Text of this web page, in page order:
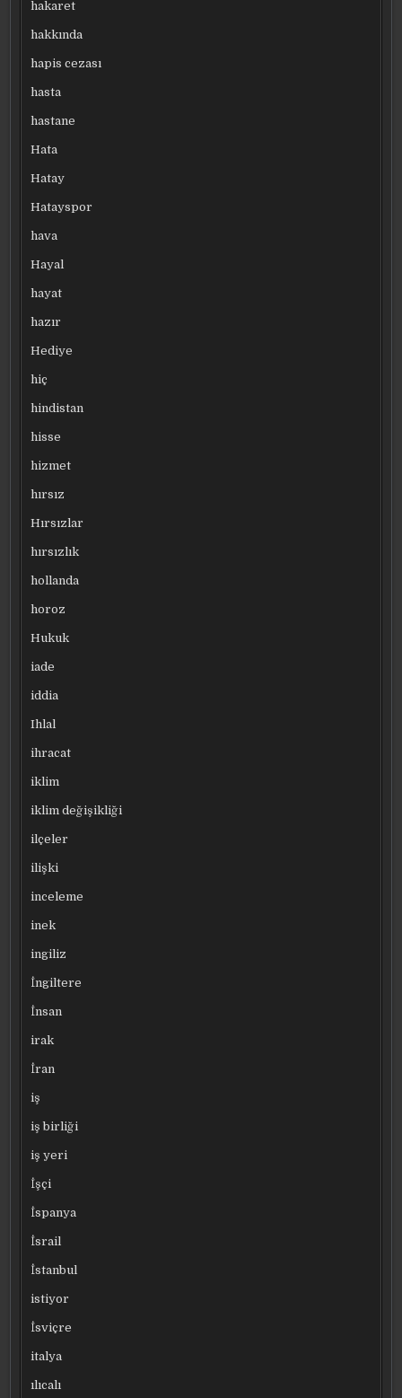
hakaret
hakkında
hapis cezası
hasta
hastane
Hata
Hatay
Hatayspor
hava
Hayal
hayat
hazır
Hediye
hiç
hindistan
hisse
hizmet
hırsız
Hırsızlar
hırsızlık
hollanda
horoz
Hukuk
iade
iddia
Ihlal
ihracat
iklim
iklim değişikliği
ilçeler
ilişki
inceleme
inek
ingiliz
İngiltere
İnsan
irak
İran
iş
iş birliği
iş yeri
İşçi
İspanya
İsrail
İstanbul
istiyor
İsviçre
italya
ılıcalı